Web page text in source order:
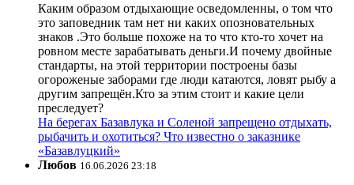
Каким образом отдыхающие осведомленны, о том что
это заповедник там нет ни каких опозновательных
знаков .Это больше похоже на то что кто-то хочет на
ровном месте зарабатывать деньги.И почему двойные
стандарты, на этой территории построены базы
огороженые заборами где люди катаются, ловят рыбу а
другим запрещён.Кто за этим стоит и какие цели
преследует?
На берегах Базавлука и Соленой запрещено отдыхать,
рыбачить и охотиться? Что известно о заказнике
«Базавлуцкий»
Любов 16.06.2026 23:18